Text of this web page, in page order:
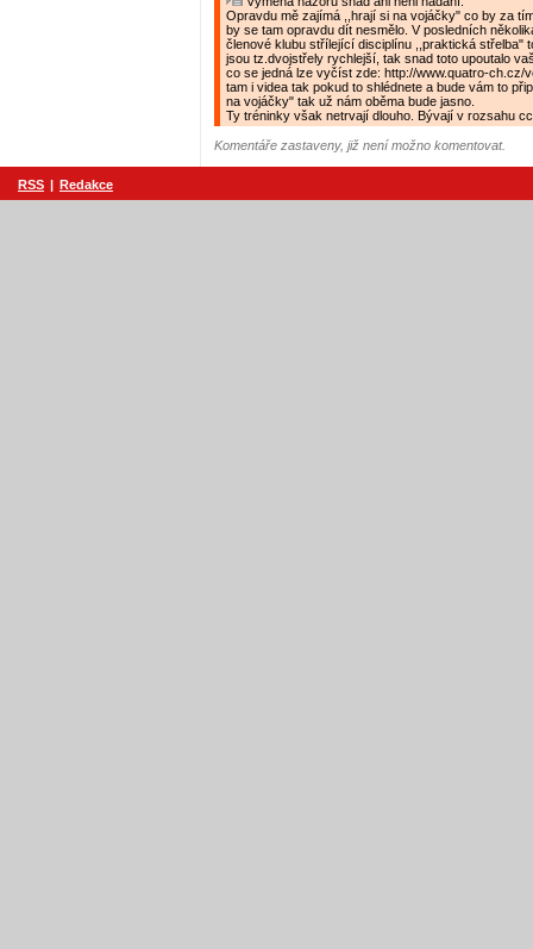
Opravdu mě zajímá ,,hrají si na vojáčky" co by za
by se tam opravdu dít nesmělo. V posledních
členové klubu střílející disciplínu ,,praktická střelba"
jsou tz.dvojstřely rychlejší, tak snad toto upoutalo
co se jedná lze vyčíst zde: http://www.quatro-ch.cz/
tam i videa tak pokud to shlédnete a bude vám to
na vojáčky" tak už nám oběma bude jasno.
Ty tréninky však netrvají dlouho. Bývají v rozsahu
Komentáře zastaveny, již není možno komentovat.
RSS | Redakce